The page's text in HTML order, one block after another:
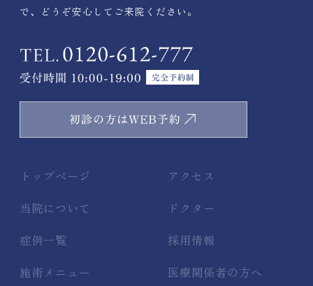
で、どうぞ安心してご来院ください。
トップページ
当院について
症例一覧
施術メニュー
アクセス
ドクター
採用情報
医療関係者の方へ